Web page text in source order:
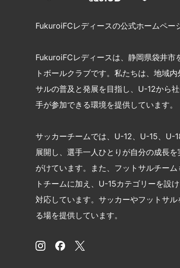
FukuroiFCレディースの公式ホームペー
FukuroiFCレディースは、静岡県袋井市
トボールクラブです。私たちは、地域
サルの普及と発展を目指し、U-12から
手が参加できる環境を提供しています。
サッカーチームでは、U-12、U-15、U-
展開し、選手一人ひとりが自分の成長
がけています。また、フットサルチー
トチームに加え、U-15カテゴリーを設
対応しています。サッカーやフットサ
る場を提供しています。